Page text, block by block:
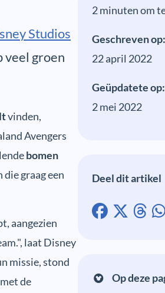
2 minuten om
Geschreven op:
22 april 2022
Geüpdatete op:
2 mei 2022
Deel dit artikel
Op deze
Studios
veel groen
vinden,
Avengers
bomen
die graag een
aangezien
laat Disney
missie, stond
de